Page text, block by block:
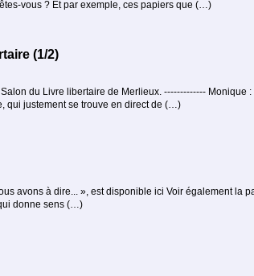
vous ? Et par exemple, ces papiers que (…)
(1/2)
du Livre libertaire de Merlieux. ------------- Monique
qui justement se trouve en direct de (…)
avons à dire... », est disponible ici Voir également la
donne sens (…)